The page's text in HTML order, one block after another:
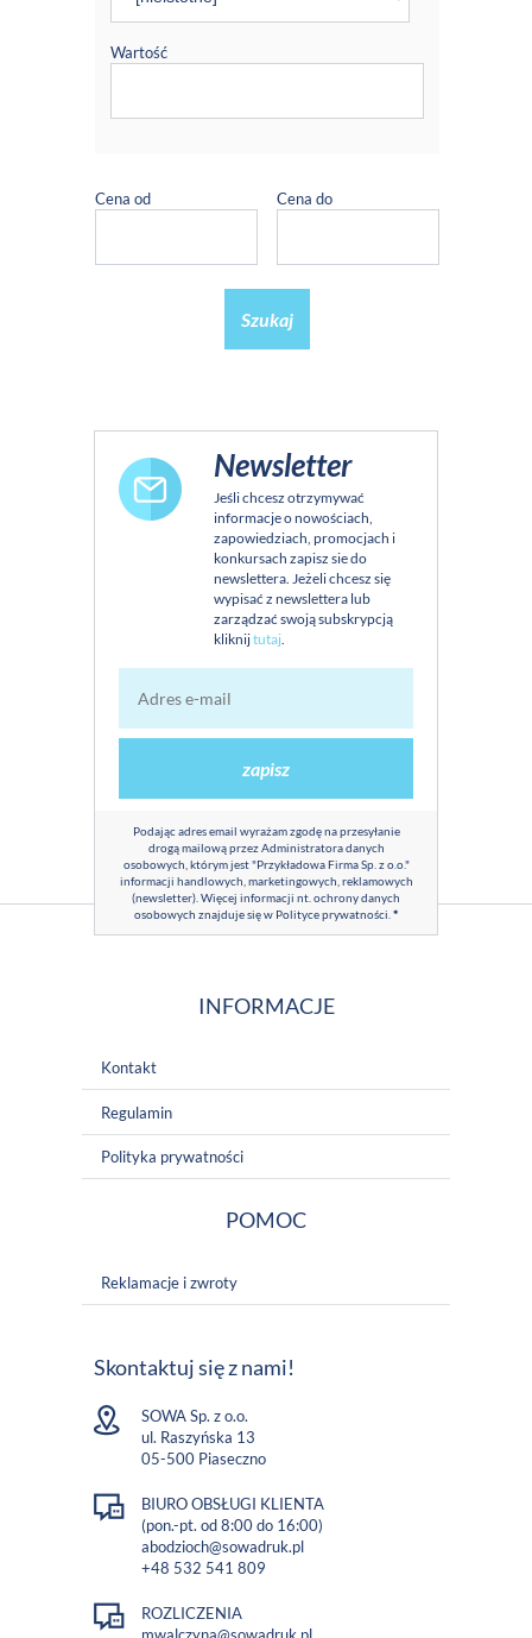
Wartość
Cena od Cena do
Szukaj
Newsletter
Jeśli chcesz otrzymywać
informacje o nowościach,
zapowiedziach, promocjach i
konkursach zapisz sie do
newslettera. Jeżeli chcesz się
wypisać z newslettera lub
zarządzać swoją subskrypcją
kliknijtutaj.
zapisz
Podając adres email wyrażam zgodę na przesyłanie
drogą mailową przez Administratora danych
osobowych, którym jest "Przykładowa Firma Sp. z o.o."
informacji handlowych, marketingowych, reklamowych
(newsletter). Więcej informacji nt. ochrony danych
osobowych znajduje się w Polityce prywatności *
INFORMACJE
Kontakt
Regulamin
Polityka prywatności
POMOC
Reklamacje i zwroty
Skontaktuj się z nami!
SOWA Sp. z o.o.
ul. Raszyńska 13
05-500 Piaseczno
BIURO OBSŁUGI KLIENTA
(pon.-pt. od 8:00 do 16:00)
abodzioch@sowadruk.pl
+48 532 541 809
ROZLICZENIA